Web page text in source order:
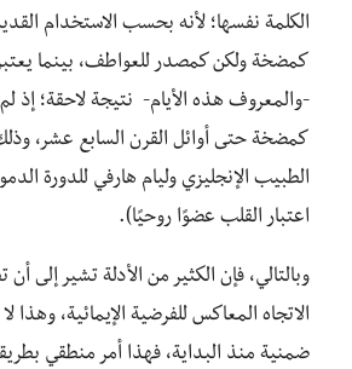
الكلمة نفسها؛ لأنه بحسب الاستخدام
كمضخة ولكن كمصدر للعواطف، بينما
-والمعروف هذه الأيام- نتيجة لاحقة؛ إذ
كمضخة حتى أوائل القرن السابع عشر،
الطبيب الإنجليزي وليام هارفي للدورة
اعتبار القلب عضوًا روحيًا).
وبالتالي، فإن الكثير من الأدلة تشير إلى
الاتجاه المعاكس للفرضية الإيمائية، وهذا
ضمنية منذ البداية، فهذا أمر منطقي